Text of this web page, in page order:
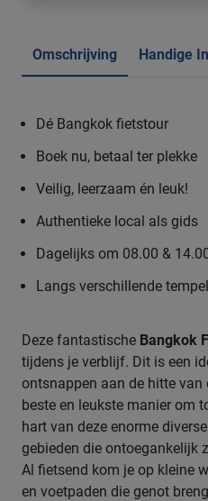
Omschrijving Handige
Dé Bangkok fietstour
Boek nu, betaal ter plekke
Veilig, leerzaam én leuk!
Authentieke local als gids
Dagelijks om 08.00 &
Langs verschillende
Deze fantastische Bangkok
tijdens je verblijf. Dit is een
ontsnappen aan de hitte van
beste en leukste manier om
hart van deze enorme
gebieden die ontoegankelijk
Al fietsend kom je op kleine
en voetpaden die genot